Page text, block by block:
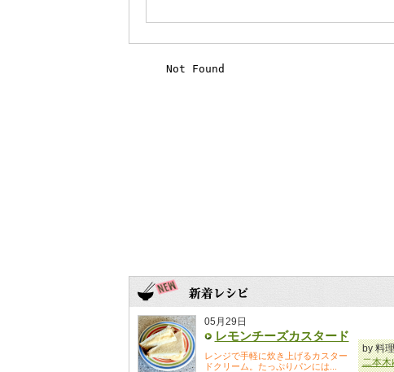
05月29日
レモンチーズカスタード
レンジで手軽に炊き上げるカスター
ドクリーム。たっぷりパンには...
by 料
二本木